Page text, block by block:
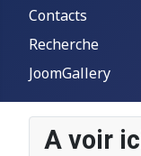
Contacts
Recherche
JoomGallery
A voir